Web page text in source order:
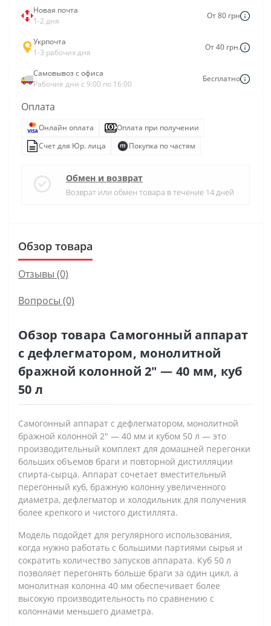
Новая почта
1-2 дня
От 80 грн
Укрпочта
1-3 рабочих дня
От 40 грн.
Самовывоз с офиса
Рабочие дни с 9:00 по 16:00
Бесплатно
Оплата
Онлайн оплата
Оплата при получении
Счет для Юр. лица
Покупка по частям
Обмен и возврат
Возврат или обмен товара в течение 14 дней
Обзор товара
Отзывы (0)
Вопросы (0)
Обзор товара Самогонный аппарат
с дефлегматором, монолитной
бражной колонной 2" — 40 мм, куб
50 л
Самогонный аппарат с дефлегматором, монолитной
бражной колонной 2" — 40 мм и кубом 50 л — это
производительный комплект для домашней перегонки
больших объемов браги и повторной дистилляции
спирта-сырца. Аппарат сочетает вместительный
перегонный куб, бражную колонну увеличенного
диаметра, дефлегматор и холодильник для получения
более крепкого и чистого дистиллята.
Модель подойдет для регулярного использования,
когда нужно работать с большими партиями сырья и
сократить количество запусков аппарата. Куб 50 л
позволяет перегонять больше браги за один цикл, а
монолитная колонна 40 мм обеспечивает более
высокую производительность по сравнению с
колоннами меньшего диаметра.